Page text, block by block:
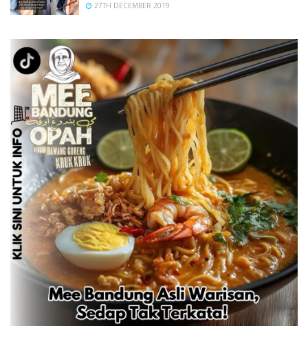
27TH DECEMBER 2019